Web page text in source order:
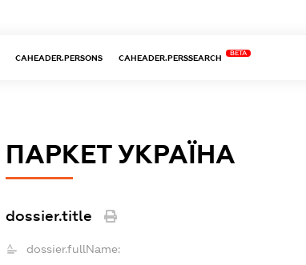
CAHEADER.PERSONS CAHEADER.PERSSEARCH
BETA
ПАРКЕТ УКРАЇНА
dossier.title
dossier.fullName: